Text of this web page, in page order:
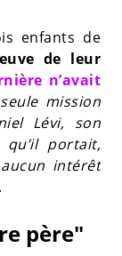
enfants de
de leur
n’avait
mission
Lévi, son
portait,
intérêt
père"